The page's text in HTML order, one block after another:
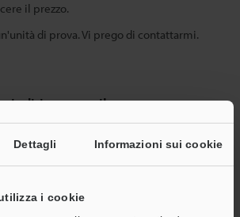
Dettagli Informazioni sui cookie
i cookie
il prezzo.
di prova. Vi prego di contattarmi.
indirizzo e-mail
registrazione, inserisca qui sotto il suo
inserisca il suo indirizzo email qui